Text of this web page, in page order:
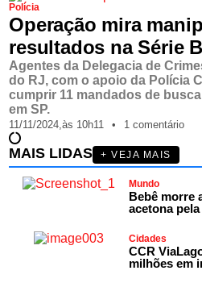
Polícia
Operação mira
resultados na Série B
Agentes da Delegacia de
do RJ, com o apoio da Polícia
cumprir 11 mandados de
em SP.
11/11/2024,às 10h11 • 1 comentário
MAIS LIDAS + VEJA MAIS
Mundo
Bebê morre
acetona
Cidades
CCR
milhões em